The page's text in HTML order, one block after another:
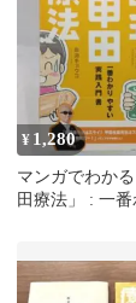
¥ 1,280
マンガでわか
田療法」 : 一番